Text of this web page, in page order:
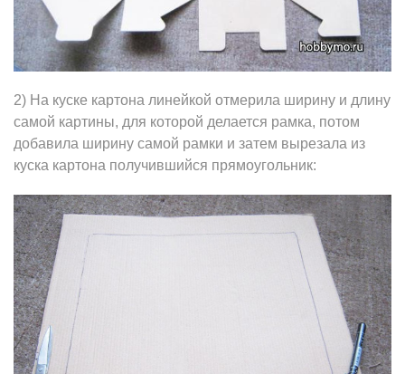
2) На куске картона линейкой отмерила ширину и длину
самой картины, для которой делается рамка, потом
добавила ширину самой рамки и затем вырезала из
куска картона получившийся прямоугольник: